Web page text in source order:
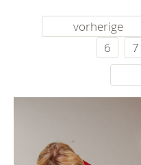
vorherige
6
7